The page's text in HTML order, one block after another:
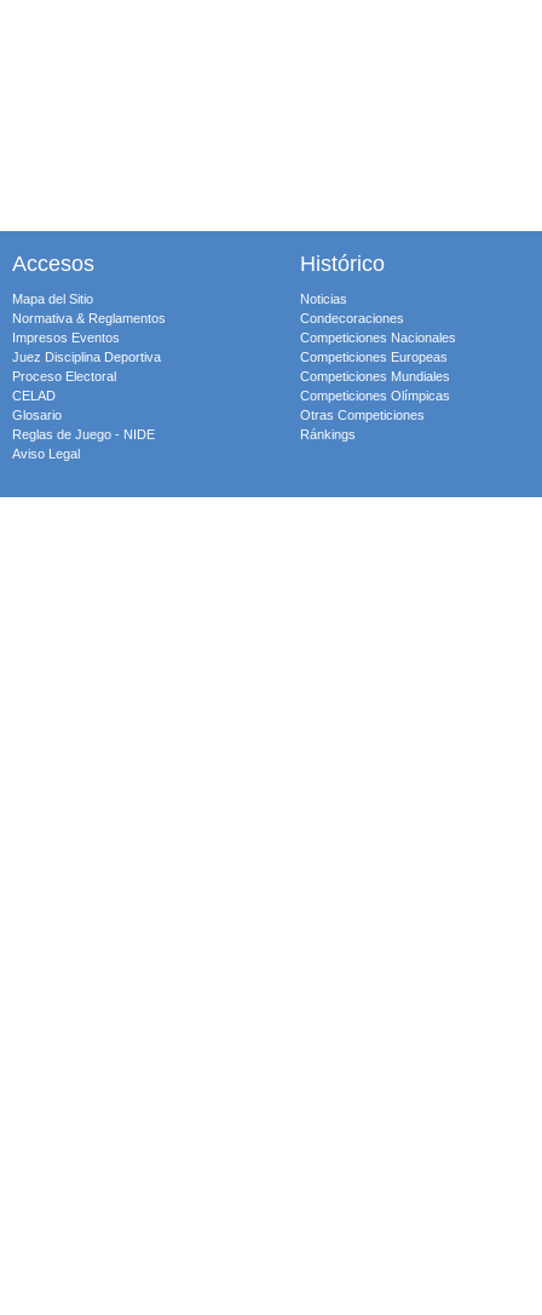
Accesos
Mapa del Sitio
Normativa & Reglamentos
Impresos Eventos
Juez Disciplina Deportiva
Proceso Electoral
CELAD
Glosario
Reglas de Juego - NIDE
Aviso Legal
Histórico
Noticias
Condecoraciones
Competiciones Nacionales
Competiciones Europeas
Competiciones Mundiales
Competiciones Olímpicas
Otras Competiciones
Ránkings